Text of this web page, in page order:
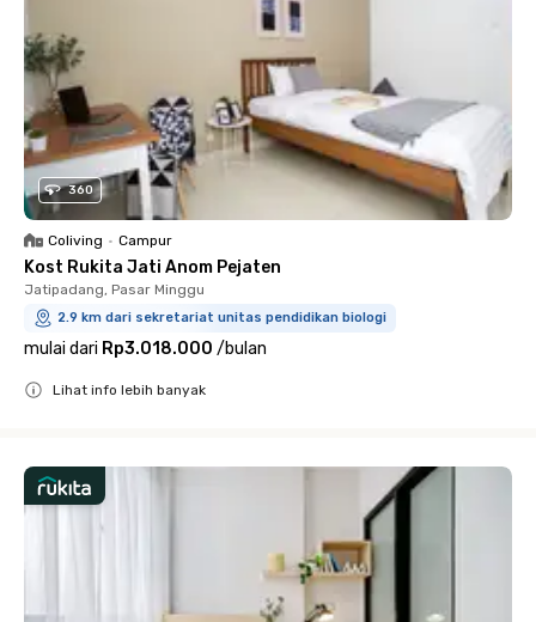
360
Coliving • Campur
Kost Rukita Jati Anom Pejaten
Jatipadang, Pasar Minggu
2.9 km dari sekretariat unitas pendidikan biologi
mulai dari Rp3.018.000 /bulan
Lihat info lebih banyak